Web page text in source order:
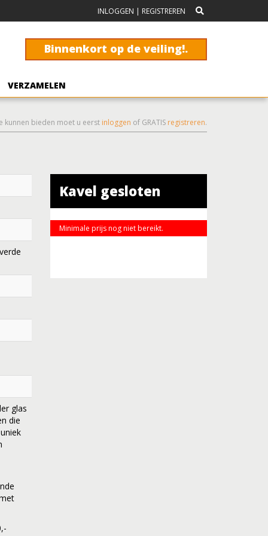
INLOGGEN | REGISTREREN
Binnenkort op de veiling!.
VERZAMELEN
kunnen bieden moet u eerst inloggen of GRATIS registreren.
glas
die
Kavel gesloten
Minimale prijs nog niet bereikt.